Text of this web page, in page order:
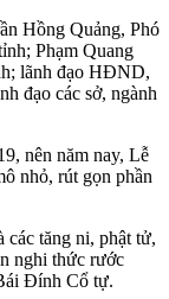
Hồng Quảng, Phó
Phạm Quang
lãnh đạo HĐND,
đạo các sở, ngành
nên năm nay, Lễ
nhỏ, rút gọn phần
các tăng ni, phật tử,
nghi thức rước
Đính Cổ tự.